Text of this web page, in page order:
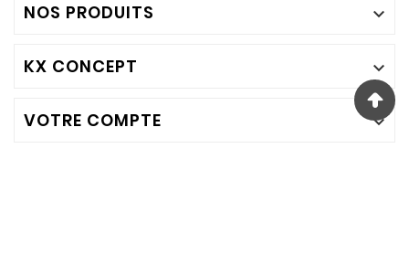
NOS PRODUITS 
KX CONCEPT 
VOTRE COMPTE 